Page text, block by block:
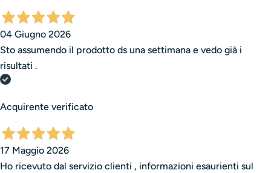
04 Giugno 2026
Sto assumendo il prodotto ds una settimana e vedo già i
risultati .
Acquirente verificato
17 Maggio 2026
Ho ricevuto dal servizio clienti , informazioni esaurienti sul